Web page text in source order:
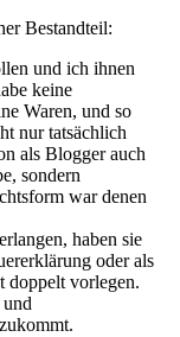
Bestandteil:
und ich ihnen
keine
Waren, und so
nur tatsächlich
als Blogger auch
sondern
war denen
haben sie
oder als
doppelt vorlegen.